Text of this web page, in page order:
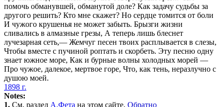
помочь обманувшей, обманутой доле? Как задачу судьбы за
другого решить? Кто мне скажет? Но сердце томится от боли
И чужого крушенья не может забыть. Брызги жизни
сливались в алмазные грезы, А теперь лишь блеснет
лучезарная сеть,— Жемчуг песен твоих расплывается в слезы,
Чтобы вместе с пучиной роптать и скорбеть. Эту песню одну
знает южное море, Как и бурные волны холодных морей —
Про чужое, далекое, мертвое горе, Что, как тень, неразлучно с
душою моей.
1898 г.
Notes:
1. См. раздел А.Фета на этом сайте. Обратно